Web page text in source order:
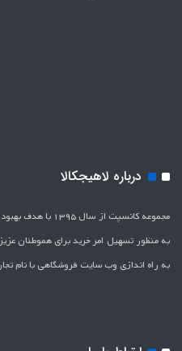
درباره لاهیجکالا
مجموعه کانسپت از
به منظور تسهیل امر خرید برای هموطنان عزیز
به راه اندازی وب سایت فروشگاهی با نام